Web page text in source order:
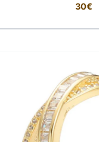
30€